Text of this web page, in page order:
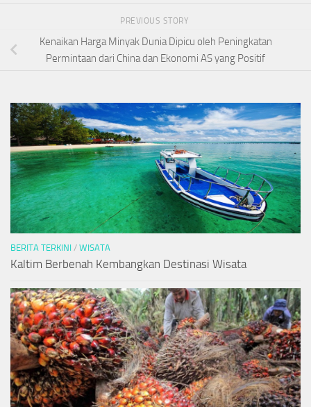
PREVIOUS STORY
Kenaikan Harga Minyak Dunia Dipicu oleh Peningkatan
Permintaan dari China dan Ekonomi AS yang Positif
BERITA TERKINI / WISATA
Kaltim Berbenah Kembangkan Destinasi Wisata